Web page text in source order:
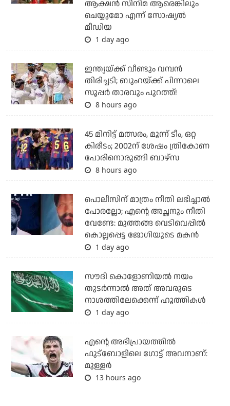
ആക്ഷന്‍ സിനിമ ആരെങ്കിലും
ചെയ്യുമോ എന്ന് സോഷ്യല്‍
മീഡിയ
1 day ago
ഇന്ത്യയ്ക്ക് വീണ്ടും വമ്പന്‍
തിരിച്ചടി; ബുംറയ്ക്ക് പിന്നാലെ
സൂപ്പര്‍ താരവും പുറത്ത്!
8 hours ago
45 മിനിട്ട് മത്സരം, മൂന്ന് ടീം, ഒറ്റ
കിരീടം; 2002ന് ശേഷം ത്രികോണ
പോരിനൊരുങ്ങി ബാഴ്‌സ
8 hours ago
പൊലീസിന് മാത്രം നീതി ലഭിച്ചാല്‍
പോരല്ലോ; എന്റെ അച്ഛനും നീതി
വേണ്ടേ: മുത്തങ്ങ വെടിവെപ്പില്‍
കൊല്ലപ്പെട്ട ജോഗിയുടെ മകന്‍
1 day ago
സൗദി കൊളോണിയല്‍ നയം
തുടര്‍ന്നാല്‍ അത് അവരുടെ
നാശത്തിലേക്കെന്ന് ഹൂത്തികള്‍
1 day ago
എന്റെ അഭിപ്രായത്തില്‍
ഫുട്‌ബോളിലെ ഗോട്ട് അവനാണ്:
മുള്ളര്‍
13 hours ago